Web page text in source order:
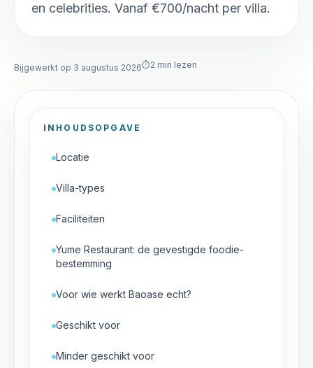
en celebrities. Vanaf €700/nacht per villa.
Bijgewerkt op 3 augustus 2026⏱2 min lezen
INHOUDSOPGAVE
Locatie
Villa-types
Faciliteiten
Yume Restaurant: de gevestigde foodie-
bestemming
Voor wie werkt Baoase echt?
Geschikt voor
Minder geschikt voor